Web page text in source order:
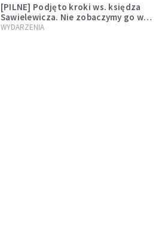
[PILNE] Podjęto kroki ws. księdza
Sawielewicza. Nie zobaczymy go w
mediach
WYDARZENIA